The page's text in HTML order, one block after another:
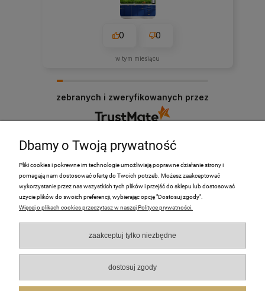
0 0
w tym miesiącu
zebranych i zweryfikowanych przez
PRODUKTY
Moje Konto
Płatności i dostawa
O nas
Dbamy o Twoją prywatność
Pliki cookies i pokrewne im technologie umożliwiają poprawne działanie strony i
pomagają nam dostosować ofertę do Twoich potrzeb. Możesz zaakceptować
wykorzystanie przez nas wszystkich tych plików i przejść do sklepu lub dostosować
użycie plików do swoich preferencji, wybierając opcję "Dostosuj zgody".
Więcej o plikach cookies przeczytasz w naszej Polityce prywatności.
zaakceptuj tylko niezbędne
dostosuj zgody